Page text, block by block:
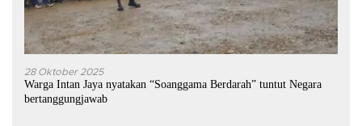
28 Oktober 2025
Warga Intan Jaya nyatakan “Soanggama Berdarah” tuntut Negara
bertanggungjawab